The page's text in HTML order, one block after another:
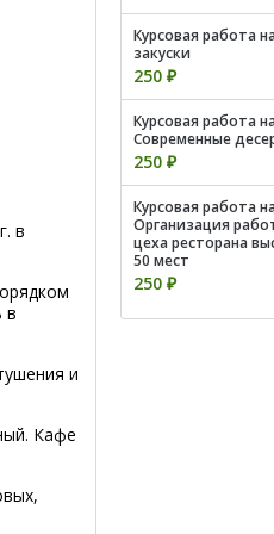
в
в
и
Кафе
Курсовая работа
закуски
250 ₽
Курсовая работа
Современные
250 ₽
Курсовая работа
Организация
цеха ресторана
50 мест
250 ₽